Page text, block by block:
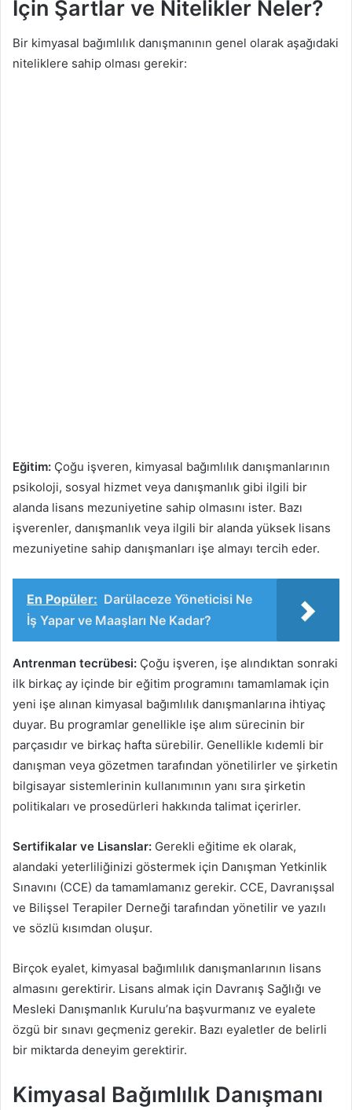
İçin Şartlar ve Nitelikler Neler?
Bir kimyasal bağımlılık danışmanının genel olarak aşağıdaki
niteliklere sahip olması gerekir:
Eğitim: Çoğu işveren, kimyasal bağımlılık danışmanlarının
psikoloji, sosyal hizmet veya danışmanlık gibi ilgili bir
alanda lisans mezuniyetine sahip olmasını ister. Bazı
işverenler, danışmanlık veya ilgili bir alanda yüksek lisans
mezuniyetine sahip danışmanları işe almayı tercih eder.
En Popüler: Darülaceze Yöneticisi Ne
İş Yapar ve Maaşları Ne Kadar?
Antrenman tecrübesi: Çoğu işveren, işe alındıktan sonraki
ilk birkaç ay içinde bir eğitim programını tamamlamak için
yeni işe alınan kimyasal bağımlılık danışmanlarına ihtiyaç
duyar. Bu programlar genellikle işe alım sürecinin bir
parçasıdır ve birkaç hafta sürebilir. Genellikle kıdemli bir
danışman veya gözetmen tarafından yönetilirler ve şirketin
bilgisayar sistemlerinin kullanımının yanı sıra şirketin
politikaları ve prosedürleri hakkında talimat içerirler.
Sertifikalar ve Lisanslar: Gerekli eğitime ek olarak,
alandaki yeterliliğinizi göstermek için Danışman Yetkinlik
Sınavını (CCE) da tamamlamanız gerekir. CCE, Davranışsal
ve Bilişsel Terapiler Derneği tarafından yönetilir ve yazılı
ve sözlü kısımdan oluşur.
Birçok eyalet, kimyasal bağımlılık danışmanlarının lisans
almasını gerektirir. Lisans almak için Davranış Sağlığı ve
Mesleki Danışmanlık Kurulu’na başvurmanız ve eyalete
özgü bir sınavı geçmeniz gerekir. Bazı eyaletler de belirli
bir miktarda deneyim gerektirir.
Kimyasal Bağımlılık Danışmanı